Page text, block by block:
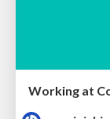
Working at